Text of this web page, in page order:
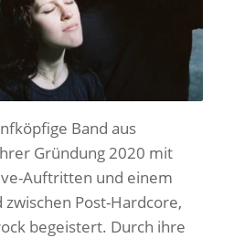
Band aus
Gründung 2020 mit
Auftritten und einem
Post-Hardcore,
begeistert. Durch ihre